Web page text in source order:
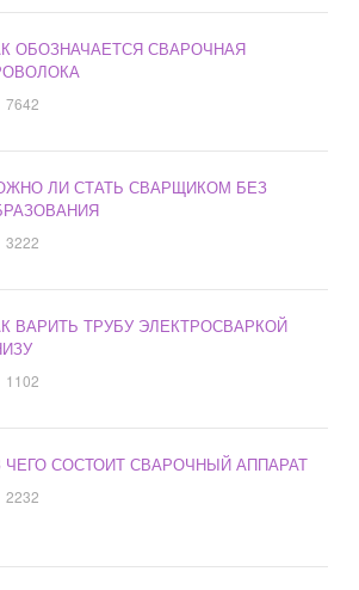
ОБОЗНАЧАЕТСЯ СВАРОЧНАЯ
7642
ЛИ СТАТЬ СВАРЩИКОМ БЕЗ
3222
ВАРИТЬ ТРУБУ ЭЛЕКТРОСВАРКОЙ
1102
ЧЕГО СОСТОИТ СВАРОЧНЫЙ АППАРАТ
2232